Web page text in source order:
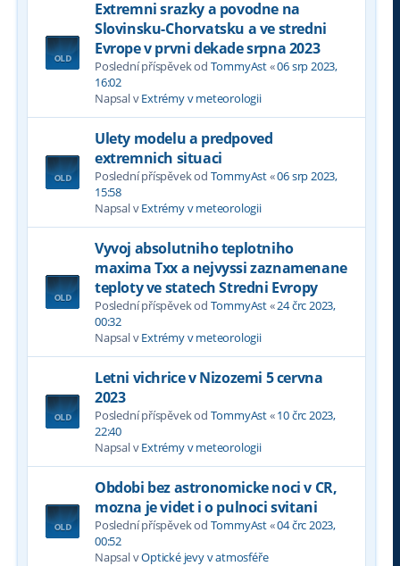
Extremni srazky a povodne na
Slovinsku-Chorvatsku a ve stredni
Evrope v prvni dekade srpna 2023
Poslední příspěvek od TommyAst«06 srp 2023,
16:02
Napsal vExtrémy v meteorologii
Ulety modelu a predpoved
extremnich situaci
Poslední příspěvek od TommyAst«06 srp 2023,
15:58
Napsal vExtrémy v meteorologii
Vyvoj absolutniho teplotniho
maxima Txx a nejvyssi zaznamenane
teploty ve statech Stredni Evropy
Poslední příspěvek od TommyAst«24 črc 2023,
00:32
Napsal vExtrémy v meteorologii
Letni vichrice v Nizozemi 5 cervna
2023
Poslední příspěvek od TommyAst«10 črc 2023,
22:40
Napsal vExtrémy v meteorologii
Obdobi bez astronomicke noci v CR,
mozna je videt i o pulnoci svitani
Poslední příspěvek od TommyAst«04 črc 2023,
00:52
Napsal vOptické jevy v atmosféře